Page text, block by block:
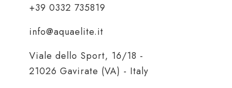
+39 0332 735819
info@aquaelite.it
Viale dello Sport, 16/18 -
21026 Gavirate (VA) - Italy